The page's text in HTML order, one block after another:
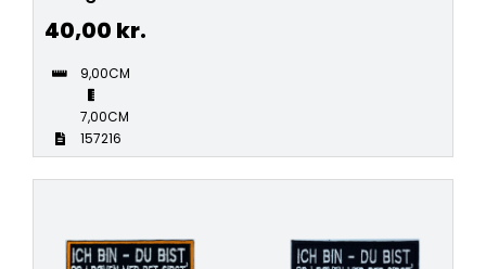
40,00 kr.
9,00CM
7,00CM
157216